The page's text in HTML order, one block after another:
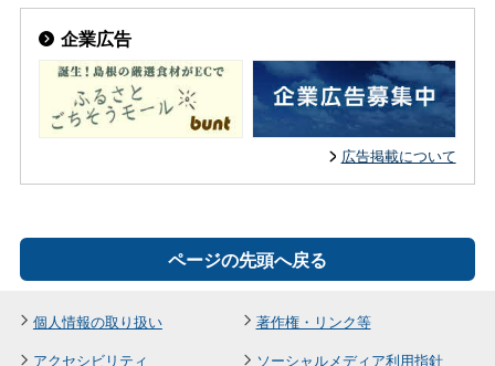
企業広告
広告掲載について
ページの先頭へ戻る
個人情報の取り扱い
著作権・リンク等
アクセシビリティ
ソーシャルメディア利用指針